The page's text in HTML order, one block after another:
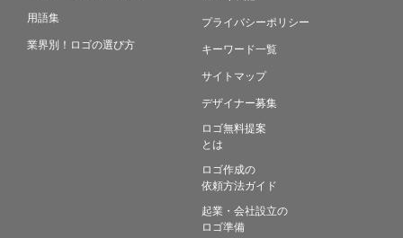
用語集
業界別！ロゴの選び方
プライバシーポリシー
キーワード一覧
サイトマップ
デザイナー募集
ロゴ無料提案
とは
ロゴ作成の
依頼方法ガイド
起業・会社設立の
ロゴ準備